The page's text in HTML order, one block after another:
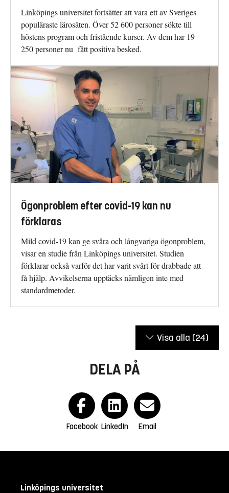
Linköpings universitet fortsätter att vara ett av Sveriges
populäraste lärosäten. Över 52 600 personer sökte till
höstens program och fristående kurser. Av dem har 19
250 personer nu fått positiva besked.
Ögonproblem efter covid-19 kan nu
förklaras
Mild covid-19 kan ge svåra och långvariga ögonproblem,
visar en studie från Linköpings universitet. Studien
förklarar också varför det har varit svårt för drabbade att
få hjälp. Avvikelserna upptäcks nämligen inte med
standardmetoder.
Visa alla (24)
DELA PÅ
Facebook LinkedIn Email
Linköpings universitet